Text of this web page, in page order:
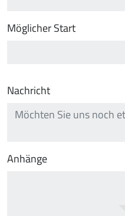
Möglicher Start
Nachricht
Anhänge